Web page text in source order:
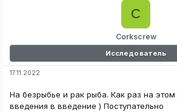
Corkscrew
C
Исследователь
17.11.2022
На безрыбье и рак рыба. Как раз на
введения в введение ) Поступательно